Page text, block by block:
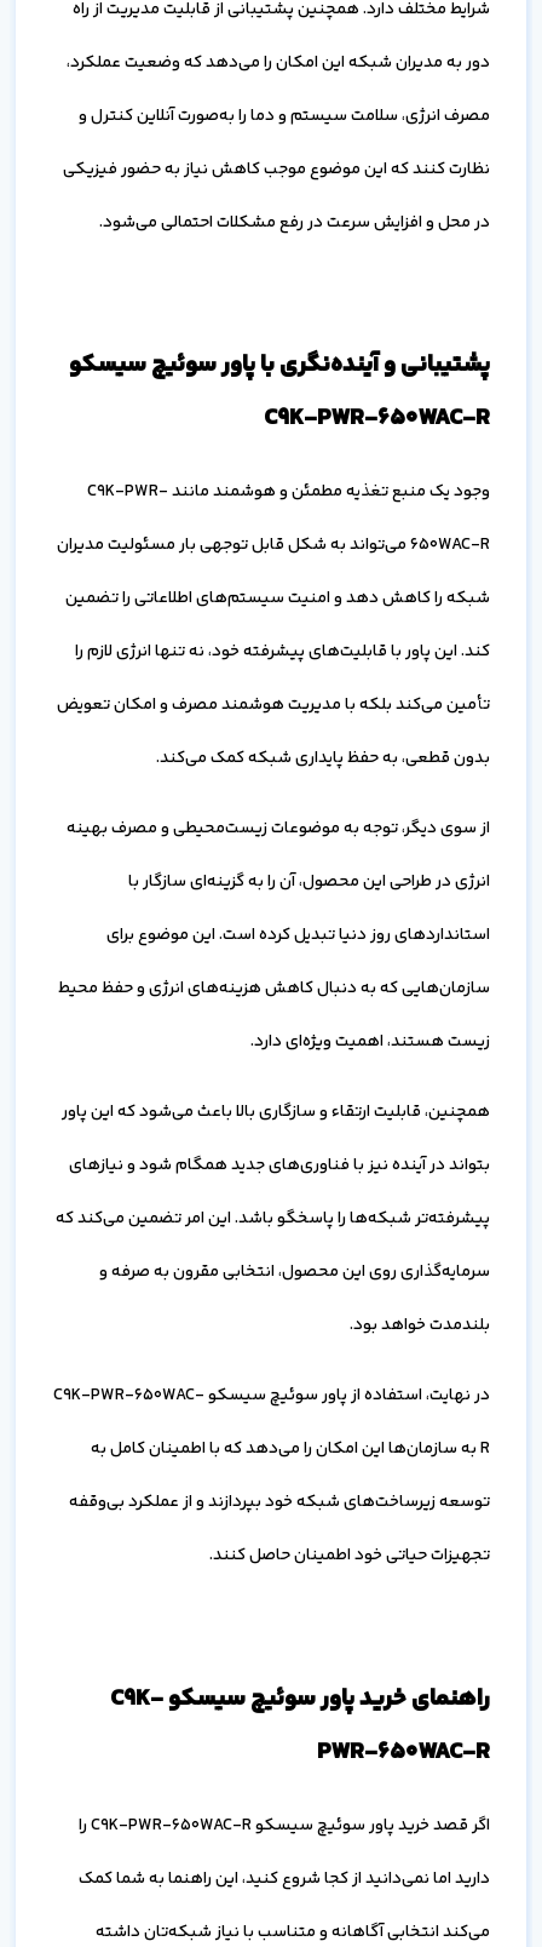
شرایط مختلف دارد. همچنین پشتیبانی از قابلیت مدیریت از راه
دور به مدیران شبکه این امکان را می‌دهد که وضعیت عملکرد،
مصرف انرژی، سلامت سیستم و دما را به‌صورت آنلاین کنترل و
نظارت کنند که این موضوع موجب کاهش نیاز به حضور فیزیکی
در محل و افزایش سرعت در رفع مشکلات احتمالی می‌شود.
پشتیبانی و آینده‌نگری با پاور سوئیچ سیسکو
C9K-PWR-650WAC-R
وجود یک منبع تغذیه مطمئن و هوشمند مانند C9K-PWR-
650WAC-R می‌تواند به شکل قابل توجهی بار مسئولیت مدیران
شبکه را کاهش دهد و امنیت سیستم‌های اطلاعاتی را تضمین
کند. این پاور با قابلیت‌های پیشرفته خود، نه تنها انرژی لازم را
تأمین می‌کند بلکه با مدیریت هوشمند مصرف و امکان تعویض
بدون قطعی، به حفظ پایداری شبکه کمک می‌کند.
از سوی دیگر، توجه به موضوعات زیست‌محیطی و مصرف بهینه
انرژی در طراحی این محصول، آن را به گزینه‌ای سازگار با
استانداردهای روز دنیا تبدیل کرده است. این موضوع برای
سازمان‌هایی که به دنبال کاهش هزینه‌های انرژی و حفظ محیط
زیست هستند، اهمیت ویژه‌ای دارد.
همچنین، قابلیت ارتقاء و سازگاری بالا باعث می‌شود که این پاور
بتواند در آینده نیز با فناوری‌های جدید همگام شود و نیازهای
پیشرفته‌تر شبکه‌ها را پاسخگو باشد. این امر تضمین می‌کند که
سرمایه‌گذاری روی این محصول، انتخابی مقرون به صرفه و
بلندمدت خواهد بود.
در نهایت، استفاده از پاور سوئیچ سیسکو C9K-PWR-650WAC-
R به سازمان‌ها این امکان را می‌دهد که با اطمینان کامل به
توسعه زیرساخت‌های شبکه خود بپردازند و از عملکرد بی‌وقفه
تجهیزات حیاتی خود اطمینان حاصل کنند.
راهنمای خرید پاور سوئیچ سیسکو C9K-
PWR-650WAC-R
اگر قصد خرید پاور سوئیچ سیسکو C9K-PWR-650WAC-R را
دارید اما نمی‌دانید از کجا شروع کنید، این راهنما به شما کمک
می‌کند انتخابی آگاهانه و متناسب با نیاز شبکه‌تان داشته